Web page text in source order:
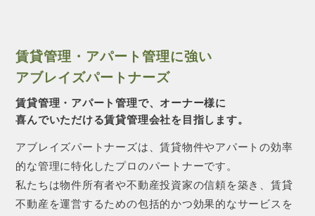
賃貸管理・アパート管理に強い
アブレイズパートナーズ
賃貸管理・アパート管理で、オーナー様に
喜んでいただける賃貸管理会社を目指します。
アブレイズパートナーズは、賃貸物件やアパートの効率
的な管理に特化したプロのパートナーです。
私たちは物件所有者や不動産投資家の信頼を築き、賃貸
不動産を運営するための包括的かつ効果的なサービスを